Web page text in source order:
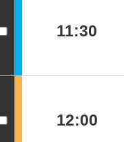
11:30
12:00